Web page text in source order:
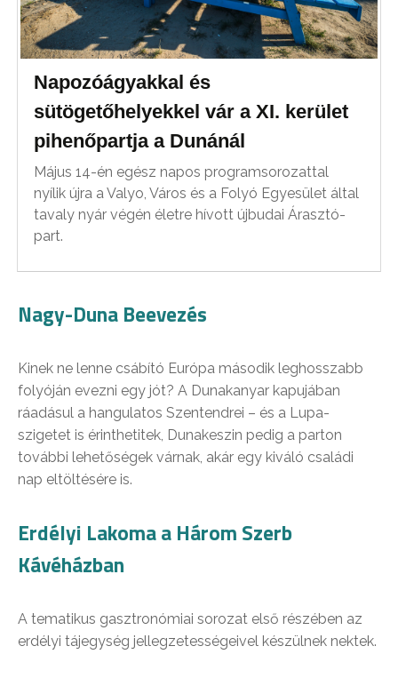
Napozóágyakkal és
sütögetőhelyekkel vár a XI. kerület
pihenőpartja a Dunánál
Május 14-én egész napos programsorozattal
nyílik újra a Valyo, Város és a Folyó Egyesület által
tavaly nyár végén életre hívott újbudai Árasztó-
part.
Nagy-Duna Beevezés
Kinek ne lenne csábító Európa második leghosszabb
folyóján evezni egy jót? A Dunakanyar kapujában
ráadásul a hangulatos Szentendrei – és a Lupa-
szigetet is érinthetitek, Dunakeszin pedig a parton
további lehetőségek várnak, akár egy kiváló családi
nap eltöltésére is.
Erdélyi Lakoma a Három Szerb
Kávéházban
A tematikus gasztronómiai sorozat első részében az
erdélyi tájegység jellegzetességeivel készülnek nektek.